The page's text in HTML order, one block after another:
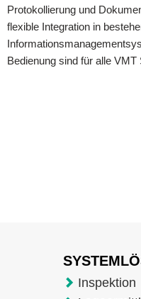
Protokollierung und
flexible Integration in
Bedienung sind für alle
Inspektion